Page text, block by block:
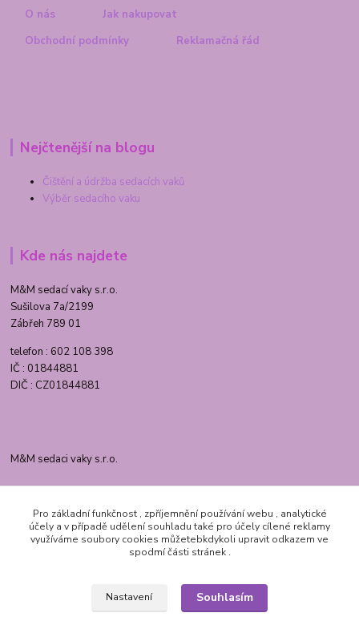
O nás
Jak nakupovat
Obchodní podmínky
Reklamačná řád
Nejčtenější na blogu
Čištění a údržba sedacích vaků
Výběr sedacího vaku
Kde nás najdete
M&M sedací vaky s.r.o.
Sušilova 7a/2199
Zábřeh 789 01
telefon : 602 108 398
IČ : 01844881
DIČ : CZ01844881
M&M sedaci vaky s.r.o.
Prodejna otevřena Po-Pá 9-12// 13-16
info@nejlevnejsi-sedaci-vaky.cz
Pro základní funkčnost , zpříjemnění používání webu , analytické
účely a v případě udělení souhladu také pro účely cílené reklamy
využíváme soubory cookies můžetebkdykoli upravit odkazem ve
spodmí části stránek .
Nastavení Souhlasím